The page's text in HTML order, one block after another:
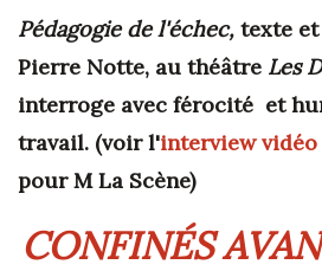
Pédagogie de l'échec, texte et
Pierre Notte, au théâtre Les
interroge avec férocité et
travail. (voir l'interview
pour M La Scène)
CONFINÉS